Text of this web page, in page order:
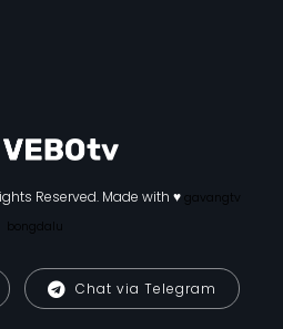
Reserved. Made with ♥ gavangtv
bongdalu
Chat via Telegram